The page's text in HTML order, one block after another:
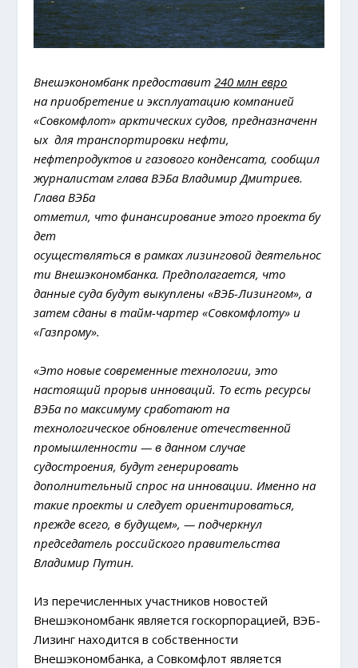
Внешэкономбанк предоставит240 млн евро
на приобретение и эксплуатацию компанией
«Совкомфлот» арктических судов, предназначенн
ых для транспортировки нефти,
нефтепродуктов и газового конденсата, сообщил
журналистам глава ВЭБа Владимир Дмитриев.
Глава ВЭБа
отметил, что финансирование этого проекта бу
дет
осуществляться в рамках лизинговой деятельнос
ти Внешэкономбанка. Предполагается, что
данные суда будут выкуплены «ВЭБ-Лизингом», а
затем сданы в тайм-чартер «Совкомфлоту» и
«Газпрому».
«Это новые современные технологии, это
настоящий прорыв инноваций. То есть ресурсы
ВЭБа по максимуму сработают на
технологическое обновление отечественной
промышленности — в данном случае
судостроения, будут генерировать
дополнительный спрос на инновации. Именно на
такие проекты и следует ориентироваться,
прежде всего, в будущем», — подчеркнул
председатель российского правительства
Владимир Путин.
Из перечисленных участников новостей
Внешэкономбанк является госкорпорацией, ВЭБ-
Лизинг находится в собственности
Внешэкономбанка, а Совкомфлот является